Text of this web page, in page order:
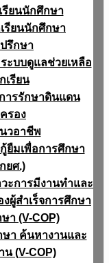
รียนนักศึกษา
รียนนักศึกษา
รึกษา
ะบบดูแลช่วยเหลือ
เรียน
ารรักษาดินแดน
รอง
วอาชีพ
ยืมเพื่อการศึกษา
ยศ.)
ะการมีงานทำและ
ผู้สำเร็จการศึกษา
า (V-COP)
ษา ค้นหางานและ
น (V-COP)